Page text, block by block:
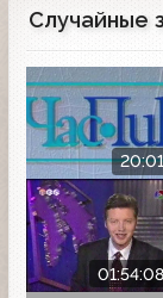
Случайные
20:01
01:54:08